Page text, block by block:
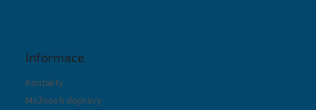
Informace
Kontakty
Možnosti dopravy